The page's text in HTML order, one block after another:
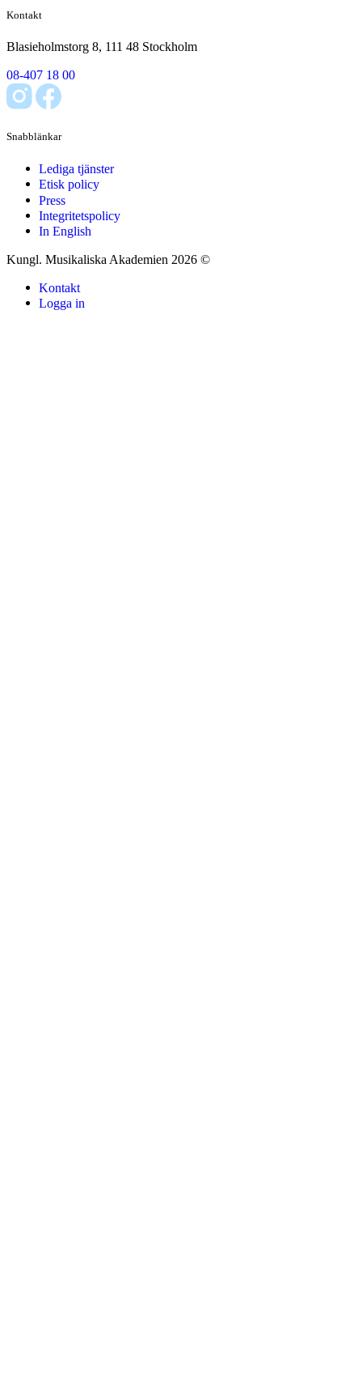
Kontakt
Blasieholmstorg 8, 111 48 Stockholm
08-407 18 00
Snabblänkar
Lediga tjänster
Etisk policy
Press
Integritetspolicy
In English
Kungl. Musikaliska Akademien 2026 ©
Kontakt
Logga in